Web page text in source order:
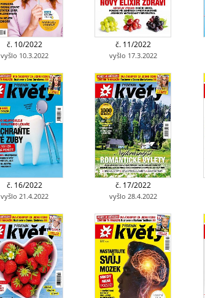
č. 10/2022
vyšlo 10.3.2022
č. 11/2022
vyšlo 17.3.2022
č. 16/2022
vyšlo 21.4.2022
č. 17/2022
vyšlo 28.4.2022